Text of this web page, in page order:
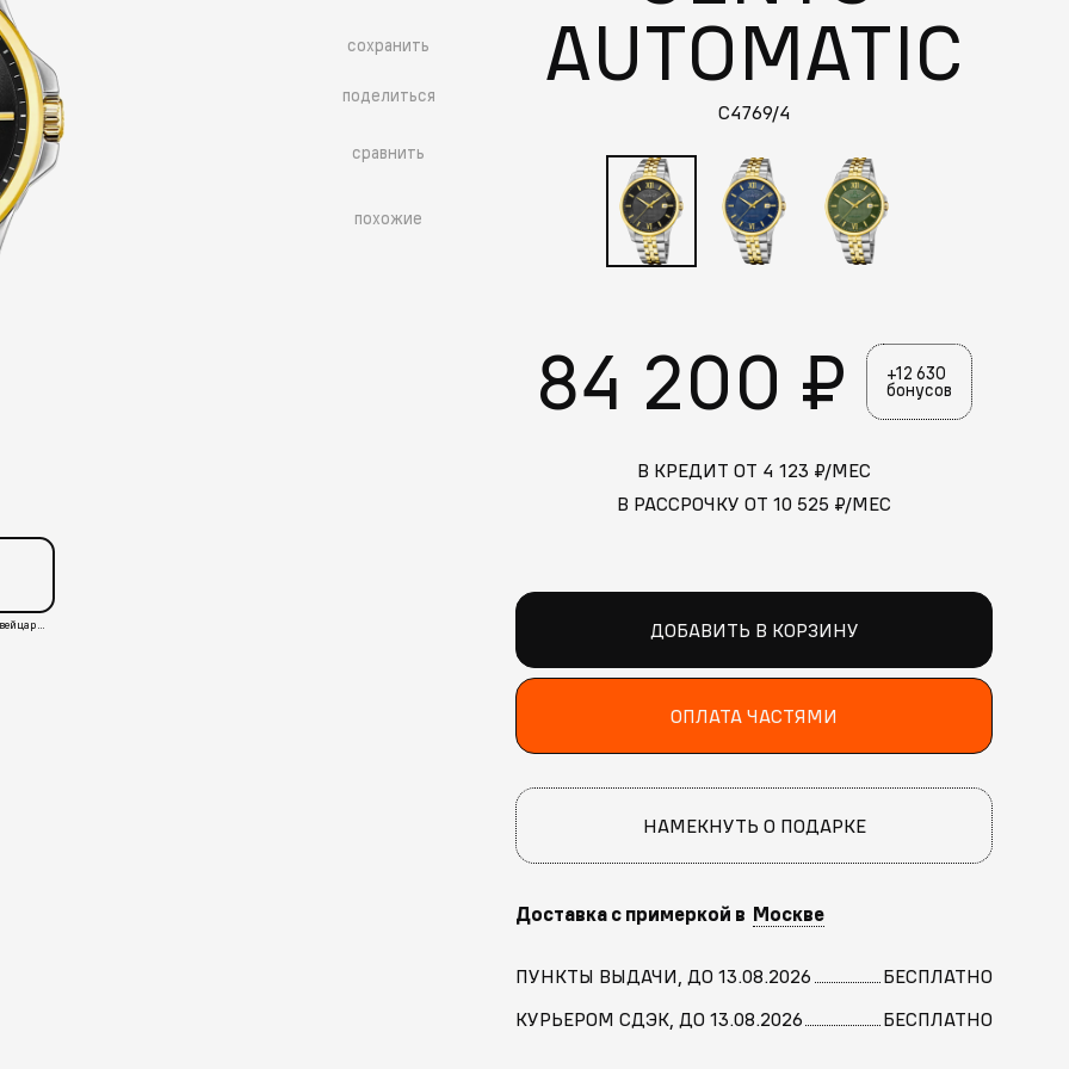
сохранить
поделиться
сравнить
похожие
AUTOMATIC
C4769/4
84 200 ₽ +12 630
бонусов
В КРЕДИТ ОТ 4 123 ₽/МЕС
В РАССРОЧКУ ОТ 10 525 ₽/МЕС
ДОБАВИТЬ В КОРЗИНУ
ОПЛАТА ЧАСТЯМИ
НАМЕКНУТЬ О ПОДАРКЕ
Доставка с примеркой в Москве
ПУНКТЫ ВЫДАЧИ, ДО 13.08.2026
БЕСПЛАТНО
КУРЬЕРОМ СДЭК, ДО 13.08.2026
БЕСПЛАТНО